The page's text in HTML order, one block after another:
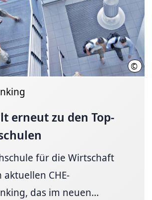
©
erneut zu den Top-
für die Wirtschaft
CHE-
das im neuen...